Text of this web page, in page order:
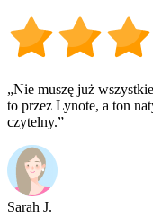
„Nie muszę już
to przez Lynote, a ton
czytelny.”
Sarah J.